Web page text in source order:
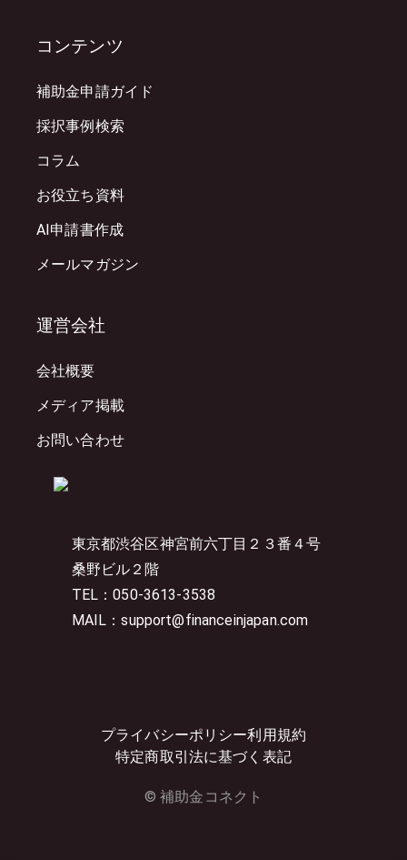
東京都渋谷区神宮前六丁目２３番４号
桑野ビル２階
TEL：050-3613-3538
MAIL：support@financeinjapan.com
プライバシーポリシー利用規約
特定商取引法に基づく表記
© 補助金コネクト
コンテンツ
補助金申請ガイド
採択事例検索
コラム
お役立ち資料
AI申請書作成
メールマガジン
運営会社
会社概要
メディア掲載
お問い合わせ